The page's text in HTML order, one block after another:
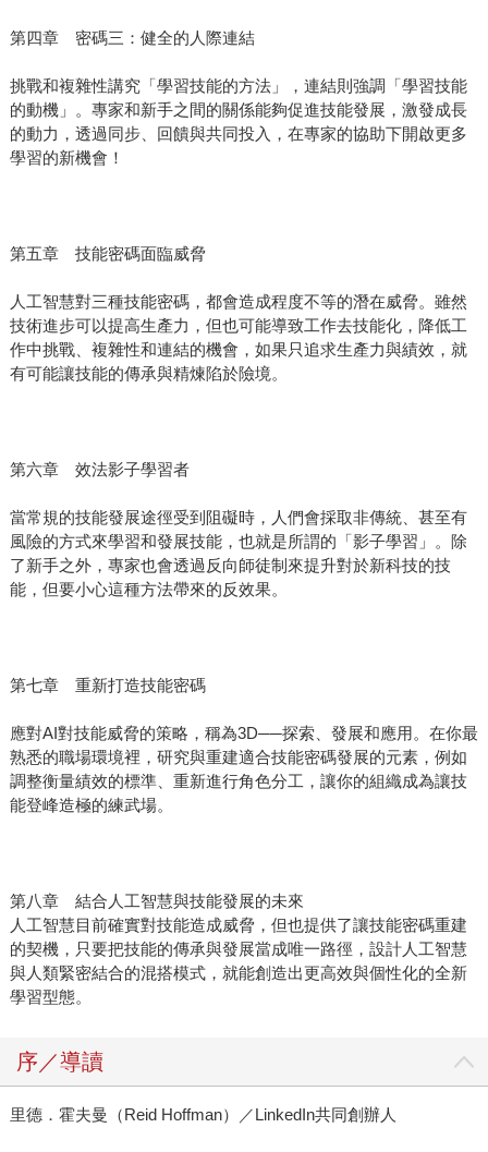
第四章 密碼三：健全的人際連結
挑戰和複雜性講究「學習技能的方法」，連結則強調「學習技能
的動機」。專家和新手之間的關係能夠促進技能發展，激發成長
的動力，透過同步、回饋與共同投入，在專家的協助下開啟更多
學習的新機會！
第五章 技能密碼面臨威脅
人工智慧對三種技能密碼，都會造成程度不等的潛在威脅。雖然
技術進步可以提高生產力，但也可能導致工作去技能化，降低工
作中挑戰、複雜性和連結的機會，如果只追求生產力與績效，就
有可能讓技能的傳承與精煉陷於險境。
第六章 效法影子學習者
當常規的技能發展途徑受到阻礙時，人們會採取非傳統、甚至有
風險的方式來學習和發展技能，也就是所謂的「影子學習」。除
了新手之外，專家也會透過反向師徒制來提升對於新科技的技
能，但要小心這種方法帶來的反效果。
第七章 重新打造技能密碼
應對AI對技能威脅的策略，稱為3D──探索、發展和應用。在你最
熟悉的職場環境裡，研究與重建適合技能密碼發展的元素，例如
調整衡量績效的標準、重新進行角色分工，讓你的組織成為讓技
能登峰造極的練武場。
第八章 結合人工智慧與技能發展的未來
人工智慧目前確實對技能造成威脅，但也提供了讓技能密碼重建
的契機，只要把技能的傳承與發展當成唯一路徑，設計人工智慧
與人類緊密結合的混搭模式，就能創造出更高效與個性化的全新
學習型態。
序／導讀
里德．霍夫曼（Reid Hoffman）／LinkedIn共同創辦人